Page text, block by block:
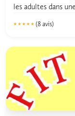
les adultes dans
★★★★★
★★★★★ (8 avis)